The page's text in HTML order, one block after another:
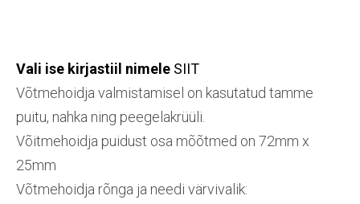
Vali ise kirjastiil nimele SIIT
Võtmehoidja valmistamisel on kasutatud tamme
puitu, nahka ning peegelakrüüli.
Võitmehoidja puidust osa mõõtmed on 72mm x
25mm
Võtmehoidja rõnga ja needi värvivalik: